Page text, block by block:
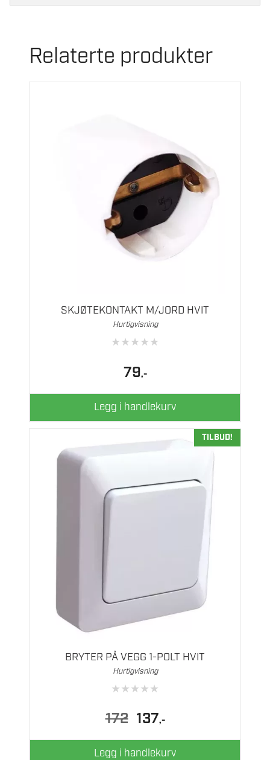
Relaterte produkter
SKJØTEKONTAKT M/JORD HVIT
Hurtigvisning
★★★★★
79,-
Legg i handlekurv
TILBUD!
BRYTER PÅ VEGG 1-POLT HVIT
Hurtigvisning
★★★★★
172
Opprinnelig
pris
var:
172.
137Nåværende
pris
er:
137.
,-
Legg i handlekurv